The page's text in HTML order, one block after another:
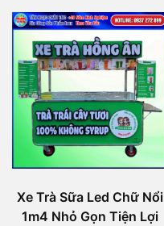
Xe Trà Sữa Led Chữ Nổi
1m4 Nhỏ Gọn Tiện Lợi